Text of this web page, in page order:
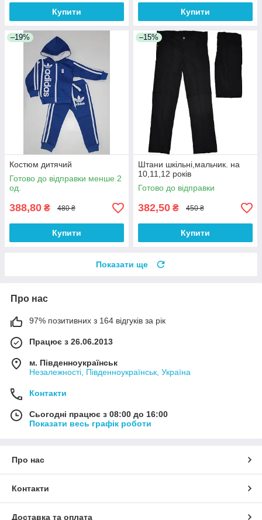
Купити Купити
–19%
Костюм дитячий
Готово до відправки менше 2
од.
388,80 ₴ 480 ₴
Купити
–15%
Штани шкільні,мальчик. на
10,11,12 років
Готово до відправки
382,50 ₴ 450 ₴
Купити
Показати ще
Про нас
97% позитивних з 164 відгуків за рік
Працює з 26.06.2013
м. Південноукраїнськ
Незалежності, Південноукраїнськ, Україна
Контакти
Сьогодні працює з 08:00 до 16:00
Показати весь графік роботи
Про нас
Контакти
Доставка та оплата